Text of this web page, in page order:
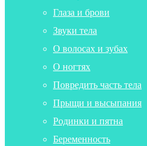
Глаза и брови
Звуки тела
О волосах и зубах
О ногтях
Повредить часть тела
Прыщи и высыпания
Родинки и пятна
Беременность